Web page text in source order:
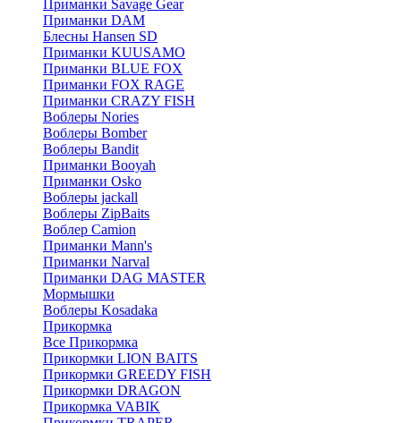
Приманки Savage Gear
Приманки DAM
Блесны Hansen SD
Приманки KUUSAMO
Приманки BLUE FOX
Приманки FOX RAGE
Приманки CRAZY FISH
Воблеры Nories
Воблеры Bomber
Воблеры Bandit
Приманки Booyah
Приманки Osko
Воблеры jackall
Воблеры ZipBaits
Воблер Camion
Приманки Mann's
Приманки Narval
Приманки DAG MASTER
Мормышки
Воблеры Kosadaka
Прикормка
Все Прикормка
Прикормки LION BAITS
Прикормки GREEDY FISH
Прикормки DRAGON
Прикормка VABIK